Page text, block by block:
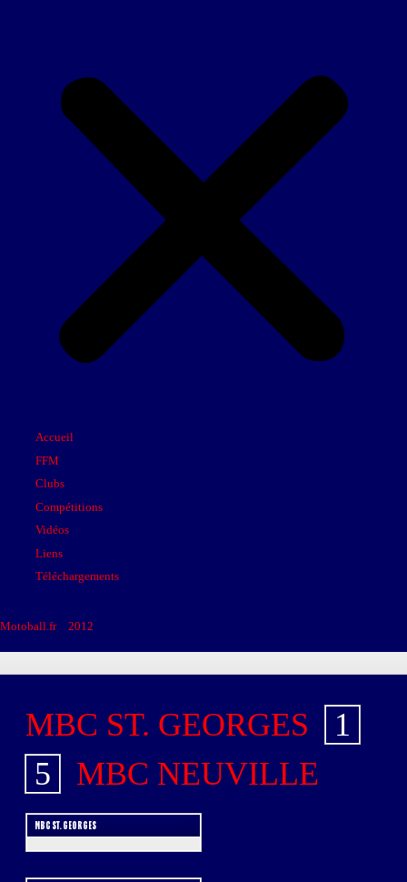
Accueil
FFM
Clubs
Compétitions
Vidéos
Liens
Téléchargements
Motoball.fr> 2012
MBC ST. GEORGES 1
5
MBC NEUVILLE
MBC ST. GEORGES